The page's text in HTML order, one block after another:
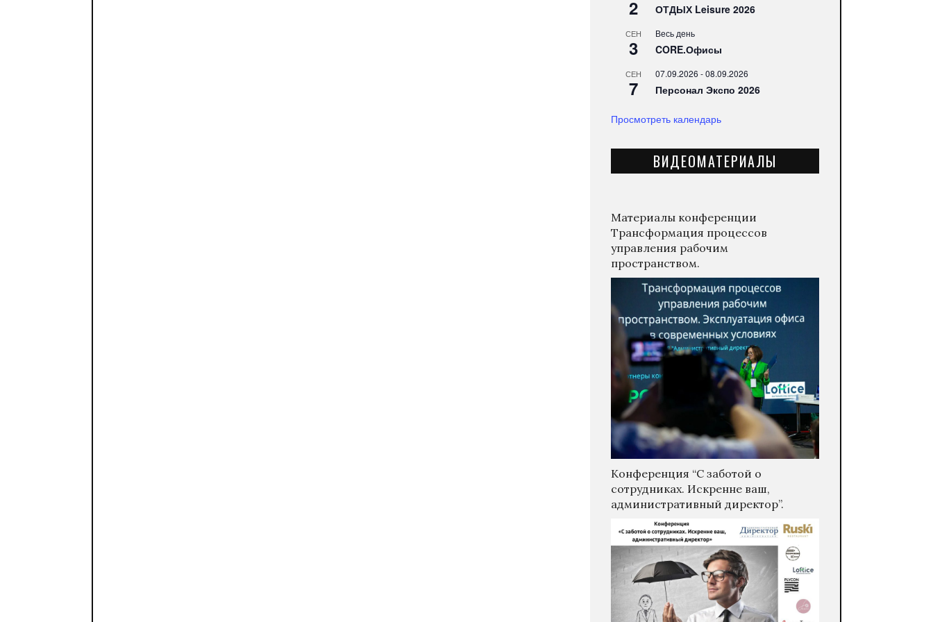
2 ОТДЫХ Leisure 2026
СЕН
3
Весь день
CORE.Офисы
СЕН
7
07.09.2026 -08.09.2026
Персонал Экспо 2026
Просмотреть календарь
ВИДЕОМАТЕРИАЛЫ
Материалы конференции
Трансформация процессов
управления рабочим
пространством.
Конференция “С заботой о
сотрудниках. Искренне ваш,
административный директор”.